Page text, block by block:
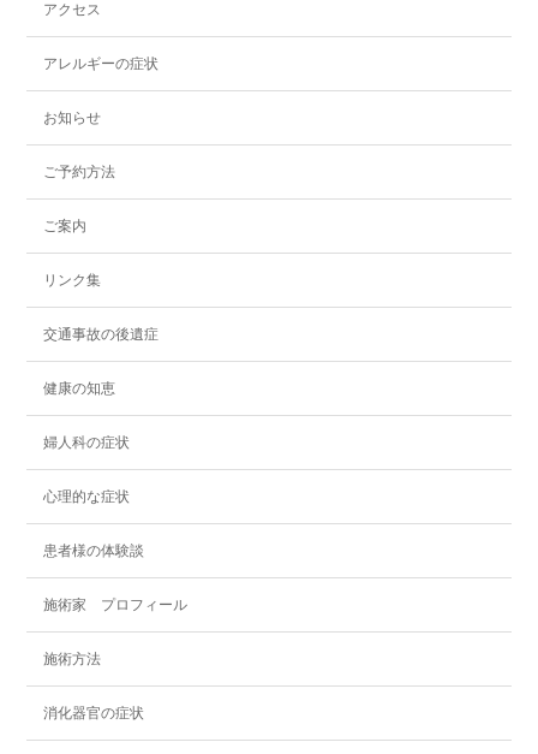
アクセス
アレルギーの症状
お知らせ
ご予約方法
ご案内
リンク集
交通事故の後遺症
健康の知恵
婦人科の症状
心理的な症状
患者様の体験談
施術家 プロフィール
施術方法
消化器官の症状